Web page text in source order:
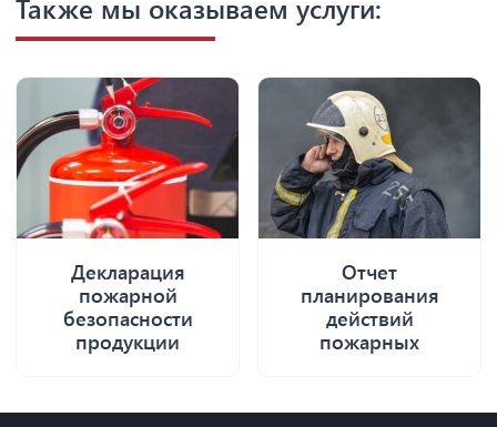
Также мы оказываем услуги:
Декларация
пожарной
безопасности
продукции
Отчет
планирования
действий
пожарных